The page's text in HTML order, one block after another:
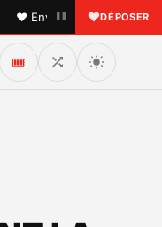
Envoyez une dédicace à
DÉPOSER
🎟️